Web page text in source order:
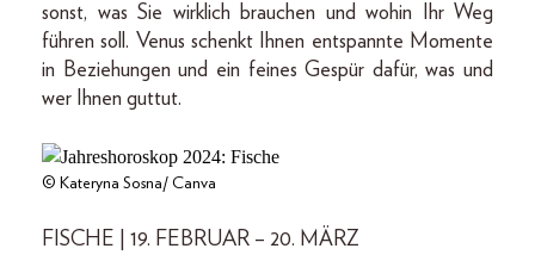
sonst, was Sie wirklich brauchen und wohin Ihr Weg
führen soll. Venus schenkt Ihnen entspannte Momente
in Beziehungen und ein feines Gespür dafür, was und
wer Ihnen guttut.
© Kateryna Sosna/ Canva
FISCHE | 19. FEBRUAR – 20. MÄRZ